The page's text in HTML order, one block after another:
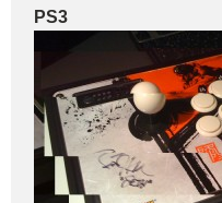
PS3